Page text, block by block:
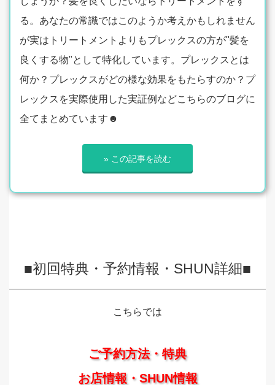
る。あなたの常識ではこのようか考えかもしれません
が実はトリートメントよりもプレックスの方が"髪を
良くする物"として特化しています。プレックスとは
何か？プレックスがどの様な効果をもたらすのか？プ
レックスを実際使用した実証例などこちらのブログに
全てまとめています☻
» この記事を読む
■初回特典・予約情報・SHUN詳細■
こちらでは
ご予約方法・特典
お店情報・SHUN情報